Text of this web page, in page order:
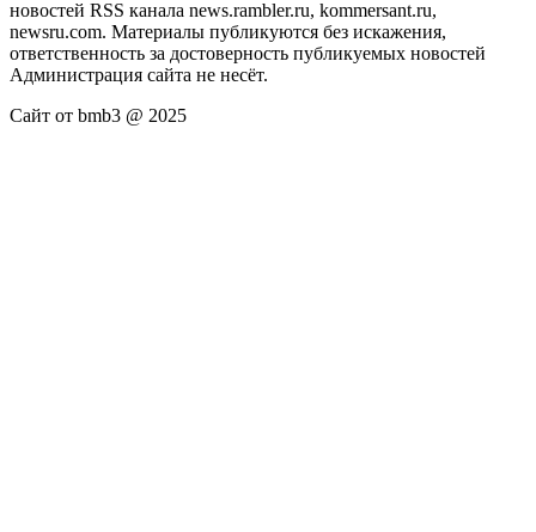
новостей RSS канала news.rambler.ru, kommersant.ru,
newsru.com. Материалы публикуются без искажения,
ответственность за достоверность публикуемых новостей
Администрация сайта не несёт.
Сайт от bmb3 @ 2025